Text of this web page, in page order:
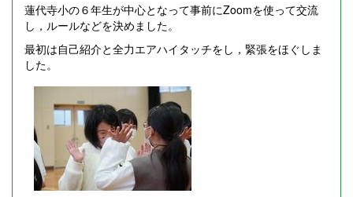
蓮代寺小の６年生が中心となって事前にZoomを使って交流
し，ルールなどを決めました。
最初は自己紹介と全力エアハイタッチをし，緊張をほぐしま
した。